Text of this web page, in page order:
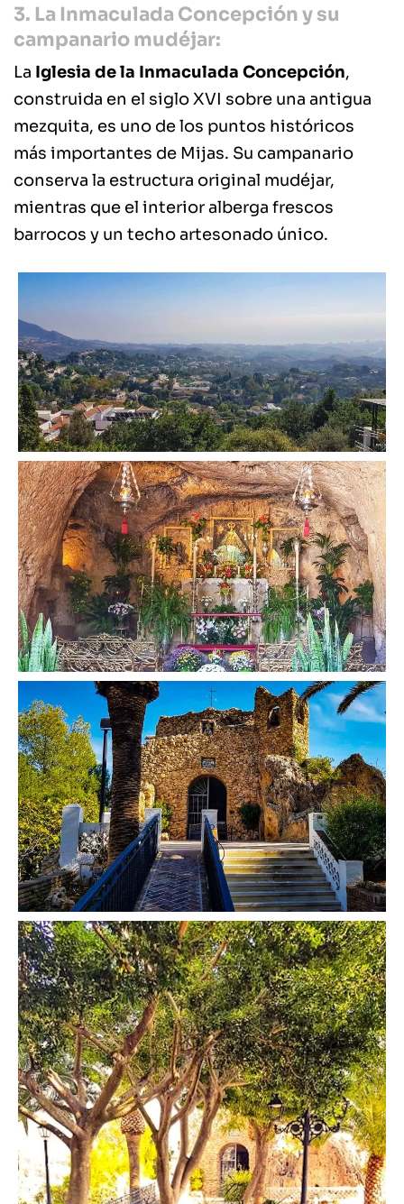
3. La Inmaculada Concepción y su
campanario mudéjar:
La Iglesia de la Inmaculada Concepción,
construida en el siglo XVI sobre una antigua
mezquita, es uno de los puntos históricos
más importantes de Mijas. Su campanario
conserva la estructura original mudéjar,
mientras que el interior alberga frescos
barrocos y un techo artesonado único.